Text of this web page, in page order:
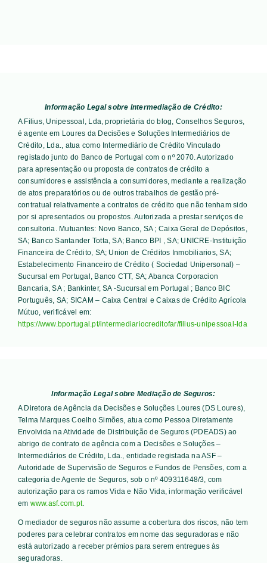
Informação Legal sobre Intermediação de Crédito:
A Filius, Unipessoal, Lda, proprietária do blog, Conselhos Seguros,
é agente em Loures da Decisões e Soluções Intermediários de
Crédito, Lda., atua como Intermediário de Crédito Vinculado
registado junto do Banco de Portugal com o nº 2070. Autorizado
para apresentação ou proposta de contratos de crédito a
consumidores e assistência a consumidores, mediante a realização
de atos preparatórios ou de outros trabalhos de gestão pré-
contratual relativamente a contratos de crédito que não tenham sido
por si apresentados ou propostos. Autorizada a prestar serviços de
consultoria. Mutuantes: Novo Banco, SA ; Caixa Geral de Depósitos,
SA; Banco Santander Totta, SA; Banco BPI , SA; UNICRE-Instituição
Financeira de Crédito, SA; Union de Créditos Inmobiliarios, SA;
Estabelecimento Financeiro de Crédito ( Sociedad Unipersonal) –
Sucursal em Portugal, Banco CTT, SA; Abanca Corporacion
Bancaria, SA ; Bankinter, SA -Sucursal em Portugal ; Banco BIC
Português, SA; SICAM – Caixa Central e Caixas de Crédito Agrícola
Mútuo , verificável em:
https://www.bportugal.pt/intermediariocreditofar/filius-unipessoal-lda
Informação Legal sobre Mediação de Seguros:
A Diretora de Agência da Decisões e Soluções Loures (DS Loures),
Telma Marques Coelho Simões, atua como Pessoa Diretamente
Envolvida na Atividade de Distribuição de Seguros (PDEADS) ao
abrigo de contrato de agência com a Decisões e Soluções –
Intermediários de Crédito, Lda., entidade registada na ASF –
Autoridade de Supervisão de Seguros e Fundos de Pensões, com a
categoria de Agente de Seguros, sob o nº 409311648/3, com
autorização para os ramos Vida e Não Vida, informação verificável
em www.asf.com.pt.
O mediador de seguros não assume a cobertura dos riscos, não tem
poderes para celebrar contratos em nome das seguradoras e não
está autorizado a receber prémios para serem entregues às
seguradoras.